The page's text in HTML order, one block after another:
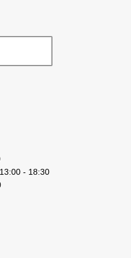
- 18:30